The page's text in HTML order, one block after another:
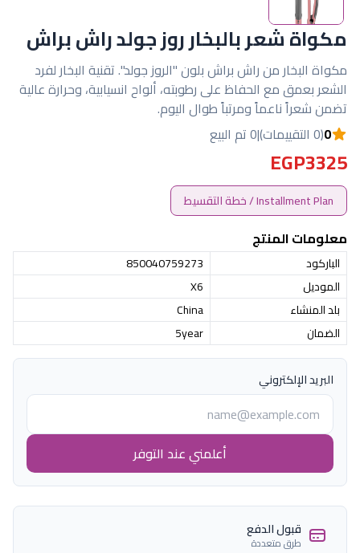
مكواة شعر بالبخار روز جولد راش براش
مكواة البخار من راش براش بلون "الروز جولد". تقنية البخار لفرد
الشعر بعمق مع الحفاظ على رطوبته، ألواح انسيابية، وحرارة عالية
تضمن شعراً ناعماً ومرتباً طوال اليوم.
0(0 التقييمات) |0 تم البيع
EGP3325
Installment Plan / خطة التقسيط
معلومات المنتج
الباركود
850040759273
الموديل
X6
بلد المنشاء
China
الضمان
5year
البريد الإلكتروني
أعلمني عند التوفر
قبول الدفع
طرق متعددة